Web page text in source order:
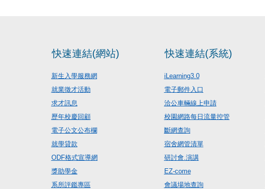
快速連結(網站)
新生入學服務網
就業徵才活動
求才訊息
歷年校慶回顧
電子公文公布欄
就學貸款
ODF格式宣導網
獎助學金
系所評鑑專區
快速連結(系統)
iLearning3.0
電子郵件入口
洽公車輛線上申請
校園網路每日流量控管
斷網查詢
宿舍網管清單
研討會.演講
EZ-come
會議場地查詢